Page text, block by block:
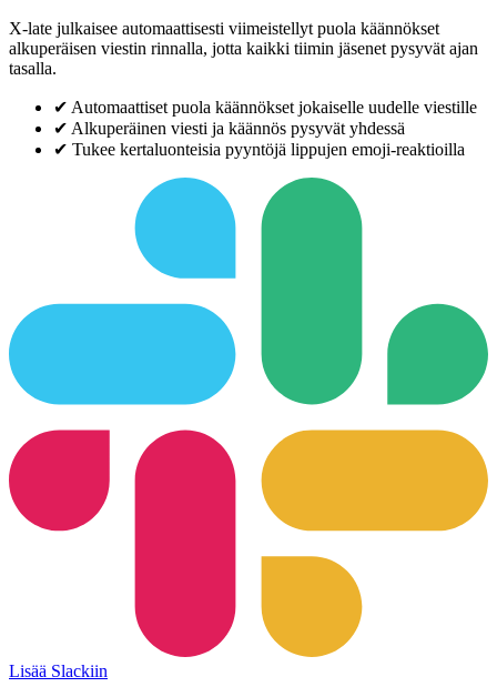
X-late julkaisee automaattisesti viimeistellyt puola käännökset
alkuperäisen viestin rinnalla, jotta kaikki tiimin jäsenet pysyvät ajan
tasalla.
✔ Automaattiset puola käännökset jokaiselle uudelle viestille
✔ Alkuperäinen viesti ja käännös pysyvät yhdessä
✔ Tukee kertaluonteisia pyyntöjä lippujen emoji-reaktioilla
Lisää Slackiin